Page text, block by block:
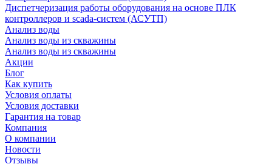
Диспетчеризация работы оборудования на основе ПЛК
контроллеров и scada-систем (АСУТП)
Анализ воды
Анализ воды из скважины
Анализ воды из скважины
Акции
Блог
Как купить
Условия оплаты
Условия доставки
Гарантия на товар
Компания
О компании
Новости
Отзывы